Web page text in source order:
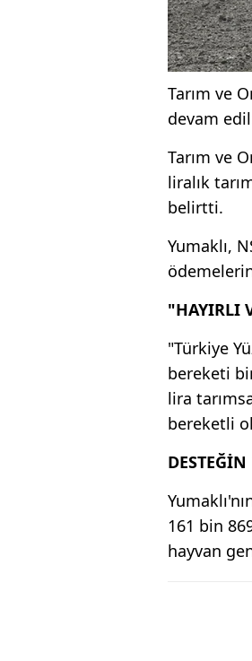
Tarım ve
devam
Tarım ve
liralık
belirtti.
Yumaklı,
"HAYIRLI
"Türkiye
bereketi
lira
bereketli
161 bin
hayvan